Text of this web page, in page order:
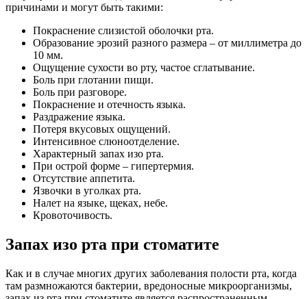
причинами и могут быть такими:
Покраснение слизистой оболочки рта.
Образование эрозий разного размера – от миллиметра до
10 мм.
Ощущение сухости во рту, частое сглатывание.
Боль при глотании пищи.
Боль при разговоре.
Покраснение и отечность языка.
Раздражение языка.
Потеря вкусовых ощущений.
Интенсивное слюноотделение.
Характерный запах изо рта.
При острой форме – гипертермия.
Отсутствие аппетита.
Язвочки в уголках рта.
Налет на языке, щеках, небе.
Кровоточивость.
Запах изо рта при стоматите
Как и в случае многих других заболевания полости рта, когда
там размножаются бактерии, вредоносные микроорганизмы,